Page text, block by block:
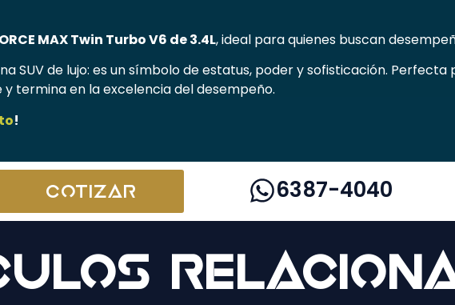
MAX Twin Turbo V6 de 3.4L, ideal para quienes buscan
SUV de lujo: es un símbolo de estatus, poder y sofisticación.
termina en la excelencia del desempeño.
!
Cotizar 6387-4040